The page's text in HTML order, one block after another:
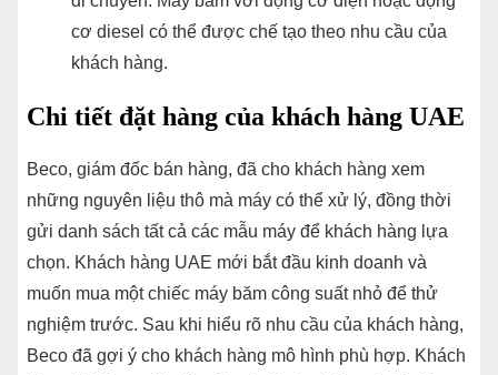
cơ diesel có thể được chế tạo theo nhu cầu của
khách hàng.
Chi tiết đặt hàng của khách hàng UAE
Beco, giám đốc bán hàng, đã cho khách hàng xem
những nguyên liệu thô mà máy có thể xử lý, đồng thời
gửi danh sách tất cả các mẫu máy để khách hàng lựa
chọn. Khách hàng UAE mới bắt đầu kinh doanh và
muốn mua một chiếc máy băm công suất nhỏ để thử
nghiệm trước. Sau khi hiểu rõ nhu cầu của khách hàng,
Beco đã gợi ý cho khách hàng mô hình phù hợp. Khách